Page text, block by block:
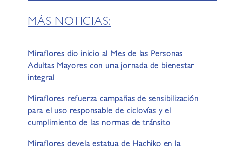
MÁS NOTICIAS:
Miraflores dio inicio al Mes de las Personas
Adultas Mayores con una jornada de bienestar
integral
Miraflores refuerza campañas de sensibilización
para el uso responsable de ciclovías y el
cumplimiento de las normas de tránsito
Miraflores devela estatua de Hachiko en la